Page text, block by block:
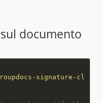
documento
signature-cl